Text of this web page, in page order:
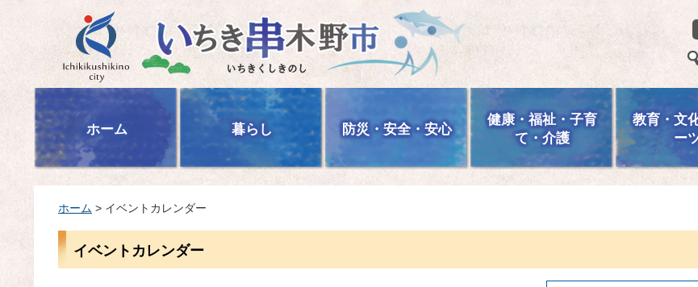
いちき串木野市
ホーム 暮らし 防災・安全・安心
健康・福祉・子育
て・介護
教育・文
ー
ホーム > イベントカレンダー
イベントカレンダー